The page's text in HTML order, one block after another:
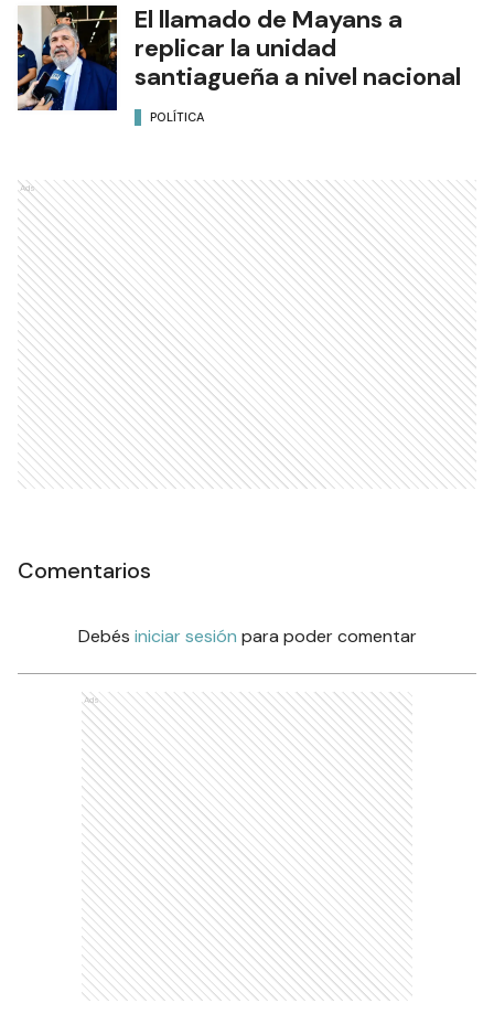
El llamado de Mayans a
replicar la unidad
santiagueña a nivel nacional
POLÍTICA
Ads
Comentarios
Debés iniciar sesión para poder comentar
Ads